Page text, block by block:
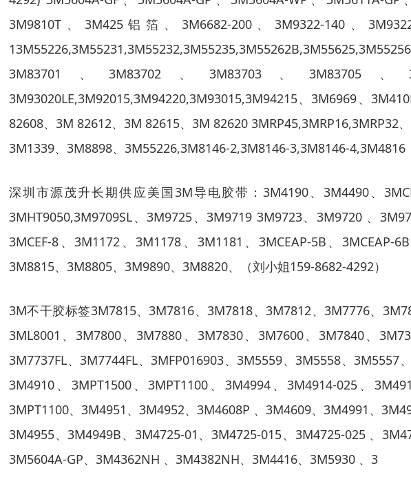
3M9810T、3M425铝箔、3M6682-200、3M9322-140、
3M83701、3M83702、3M83703、3M83705、
3M93020LE,3M92015,3M94220,3M93015,3M94215、3M6969、
82608、3M 82612、3M 82615、3M 82620 3MRP45,3MRP16,3MRP32
3M1339、3M8898、3M55226,3M8146-2,3M8146-3,3M8146-4,3M4816
深圳市源茂升长期供应美国3M导电胶带：3M4190、3M4490、
3MHT9050,3M9709SL、3M9725、3M9719 3M9723、 3M9720 、
3MCEF-8 、3M1172 、3M1178 、 3M1181 、 3MCEAP-5B 、 3MCEAP-6B
3M8815、 3M8805、 3M9890、 3M8820、（刘小姐159-8682-4292）
3M不干胶标签3M7815、3M7816、3M7818、3M7812、 3M7776、
3ML8001 、3M7800、3M7880 、 3M7830、 3M7600、3M7840、
3M7737FL、3M7744FL、3MFP016903、3M5559、3M5558、3M5557
3M4910 、 3MPT1500、 3MPT1100 、 3M4994、 3M4914-025 、
3MPT1100、3M4951 、3M4952、3M4608P 、3M4609、3M4991 、
3M4955、3M4949B、 3M4725-01 、3M4725-015、 3M4725-025 、
3M5604A-GP、 3M4362NH 、 3M4382NH、 3M4416、 3M5930 、 3